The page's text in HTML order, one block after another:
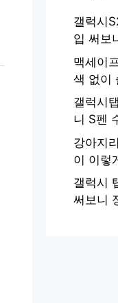
갤럭시
입 써보
맥세이
색 없이
갤럭시
니 S펜
강아지
이 이렇
갤럭시
써보니